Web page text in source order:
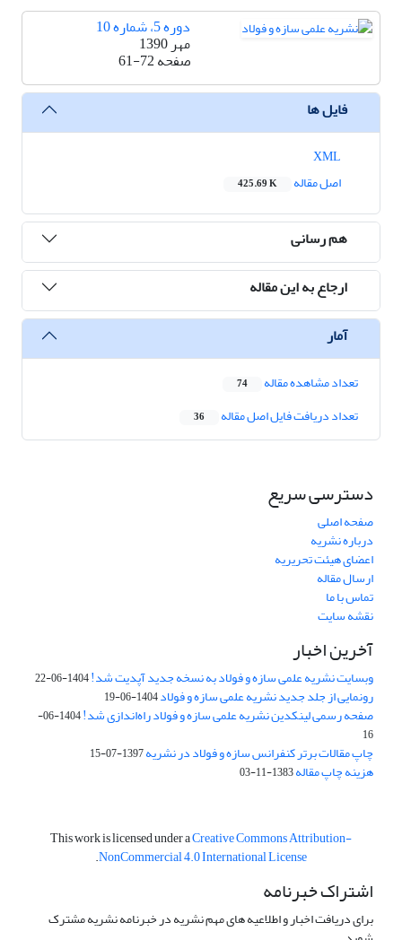
دوره 5، شماره 10
مهر 1390
صفحه61-72
فایل ها
اصل مقاله
425.69 K
هم رسانی
ارجاع به این مقاله
آمار
تعداد مشاهده مقاله 74
تعداد دریافت فایل اصل مقاله 36
دسترسی سریع
صفحه اصلی
درباره نشریه
اعضای هیئت تحریریه
ارسال مقاله
تماس با ما
نقشه سایت
آخرین اخبار
وبسایت نشریه علمی سازه و فولاد به نسخه جدید آپدیت شد!1404-06-22
رونمایی از جلد جدید نشریه علمی سازه و فولاد1404-06-19
صفحه رسمی لینکدین نشریه علمی سازه و فولاد راه‌اندازی شد!
1404-06-
16
چاپ مقالات برتر کنفرانس سازه و فولاد در نشریه1397-07-15
هزینه چاپ مقاله1383-11-03
This work is licensed under aCreative Commons Attribution-
NonCommercial 4.0 International License
.
اشتراک خبرنامه
برای دریافت اخبار و اطلاعیه های مهم نشریه در خبرنامه نشریه مشترک